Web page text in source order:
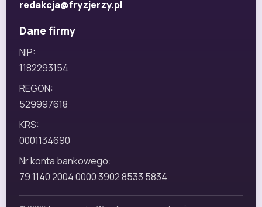
redakcja@fryzjerzy.pl
Dane firmy
NIP:
1182293154
REGON:
529997618
KRS:
0001134690
Nr konta bankowego:
79 1140 2004 0000 3902 8533 5834